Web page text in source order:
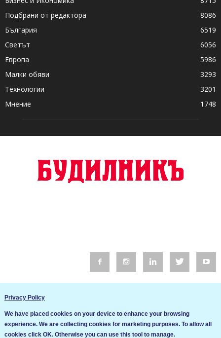
Подбрани от редактора
8086
България
6519
Светът
6056
Европа
5986
Малки обяви
3293
Технологии
3201
Мнение
1748
Общи условия
Privacy Policy
We have placed cookies on your device to enhance your browsing
experience. We are collecting cookies for marketing purposes. To allow all
cookies click OK. Otherwise you can use this tool to manage.
Ние използваме бисквитки за да подобрим услугите си. Ако